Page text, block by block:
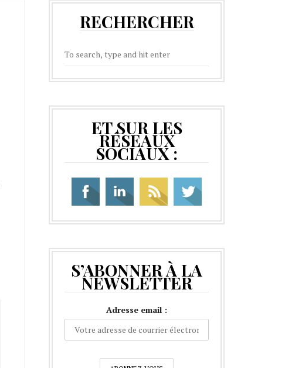
RECHERCHER
ET SUR LES
RÉSEAUX
SOCIAUX :
S’ABONNER À LA
NEWSLETTER
Adresse email :